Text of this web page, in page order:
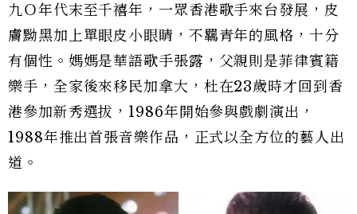
九Ｏ年代末至千禧年，一眾香港歌手來台發展，皮
膚黝黑加上單眼皮小眼睛，不羈青年的風格，十分
有個性。媽媽是華語歌手張露，父親則是菲律賓籍
樂手，全家後來移民加拿大，杜在23歲時才回到香
港參加新秀選拔，1986年開始參與戲劇演出，
1988年推出首張音樂作品，正式以全方位的藝人出
道。